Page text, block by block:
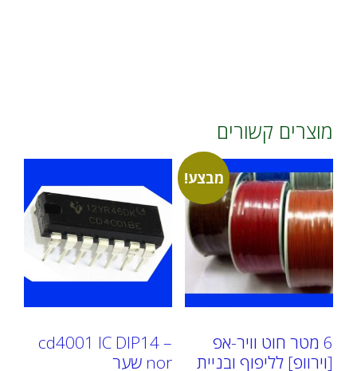
מוצרים קשורים
מבצע!
6 מטר חוט וויר-אפ
[וירוופ] לליפוף ובניית
cd4001 IC DIP14 –
nor שער